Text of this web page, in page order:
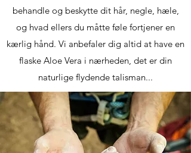
behandle og beskytte dit hår, negle, hæle,
og hvad ellers du måtte føle fortjener en
kærlig hånd. Vi anbefaler dig altid at have en
flaske Aloe Vera i nærheden, det er din
naturlige flydende talisman...